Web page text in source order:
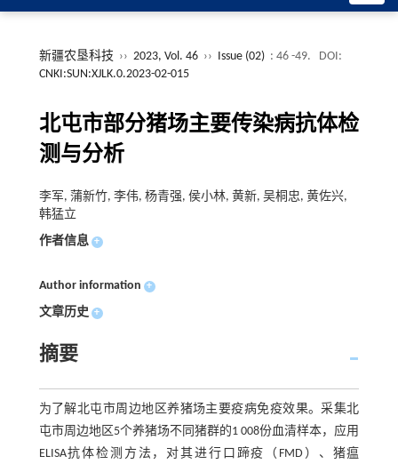
新疆农垦科技 ›› 2023, Vol. 46 ›› Issue (02) : 46 -49.
DOI:
CNKI:SUN:XJLK.0.2023-02-015
北屯市部分猪场主要传染病抗体检
测与分析
李军, 蒲新竹, 李伟, 杨青强, 侯小林, 黄新, 吴桐忠, 黄佐兴,
韩猛立
作者信息 +
Author information +
文章历史 +
摘要
为了解北屯市周边地区养猪场主要疫病免疫效果。采集北
屯市周边地区5个养猪场不同猪群的1 008份血清样本，应用
ELISA抗体检测方法，对其进行口蹄疫（FMD）、猪瘟